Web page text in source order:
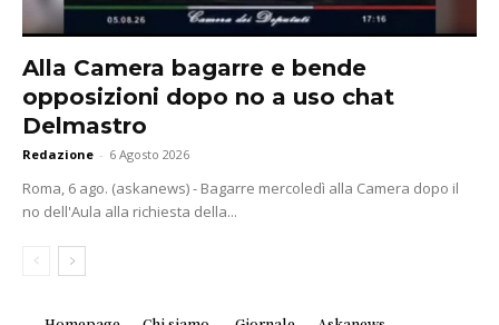
Alla Camera bagarre e bende
opposizioni dopo no a uso chat
Delmastro
Redazione - 6 Agosto 2026
Roma, 6 ago. (askanews) - Bagarre mercoledì alla Camera dopo il
no dell'Aula alla richiesta della...